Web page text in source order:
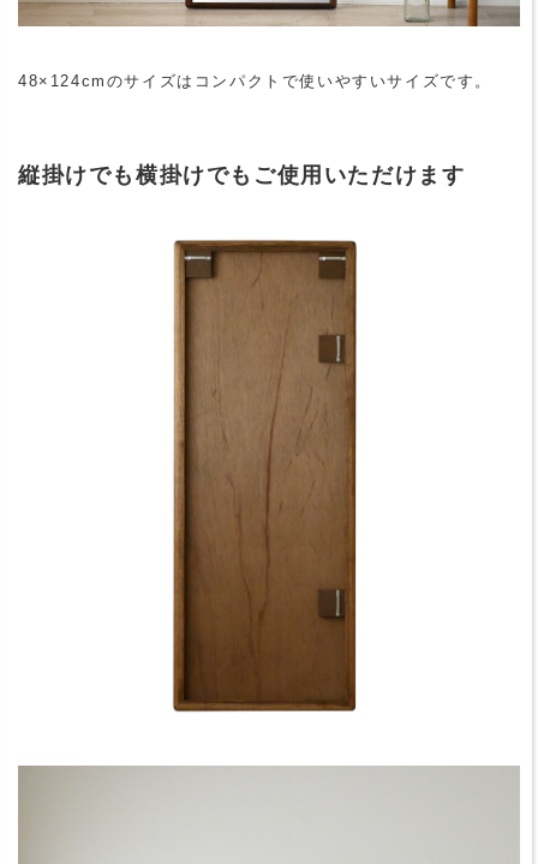
48×124cmのサイズはコンパクトで使いやすいサイズです。
縦掛けでも横掛けでもご使用いただけます